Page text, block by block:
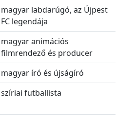
magyar labdarúgó, az Újpest
FC legendája
magyar animációs
filmrendező és producer
magyar író és újságíró
szíriai futballista